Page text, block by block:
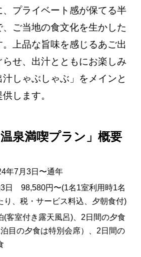
プライベート感が保てる半
ご当地の食文化を生かした
上品な旨味を感じるあご出
せ、出汁とともにお楽しみ
しゃぶしゃぶ」をメインと
します。
温泉満喫プラン」概要
年7月3日〜通年
日 98,580円〜(1名1室利用時1名
り、税・サービス料込、夕朝食付)
(客室付き露天風呂)、2日間の夕食
泊目の夕食は特別会席）、2日間の